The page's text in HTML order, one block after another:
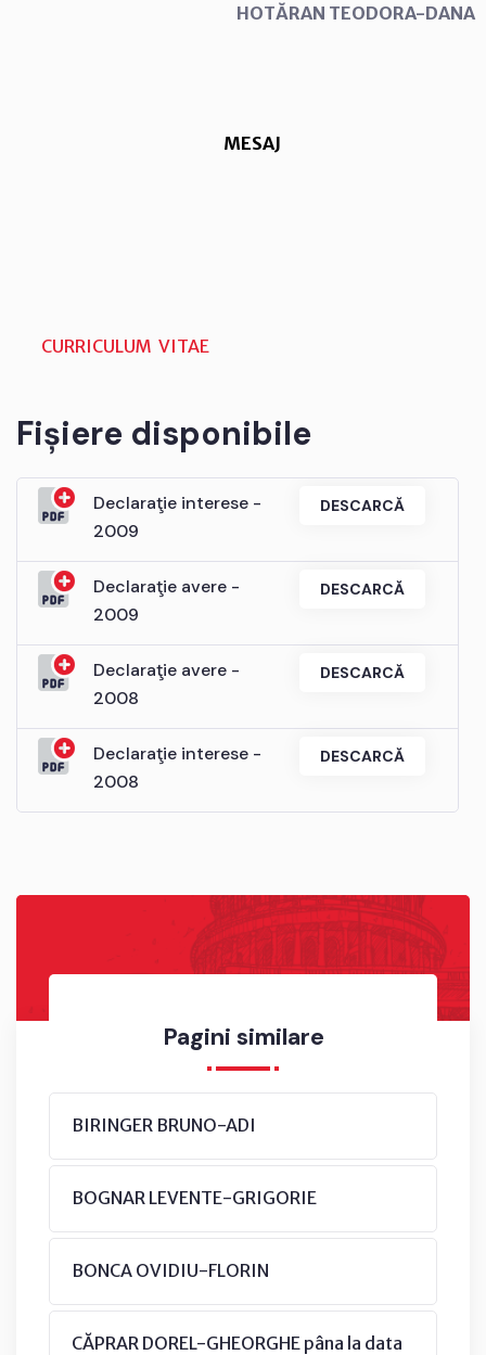
Pagini similare
BIRINGER BRUNO-ADI
BOGNAR LEVENTE-GRIGORIE
BONCA OVIDIU-FLORIN
CĂPRAR DOREL-GHEORGHE pâna la data
HOTĂRAN TEODORA-DANA
MESAJ
CURRICULUM VITAE
Fișiere disponibile
Declaraţie interese -
2009
DESCARCĂ
Declaraţie avere -
2009
DESCARCĂ
Declaraţie avere -
2008
DESCARCĂ
Declaraţie interese -
2008
DESCARCĂ